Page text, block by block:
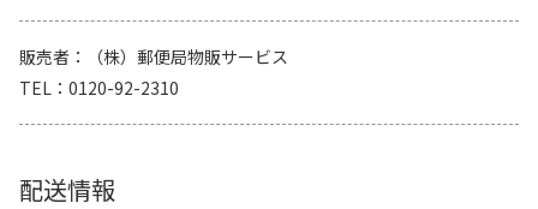
販売者
（株）郵便局物販サービス
TEL
0120-92-2310
配送情報